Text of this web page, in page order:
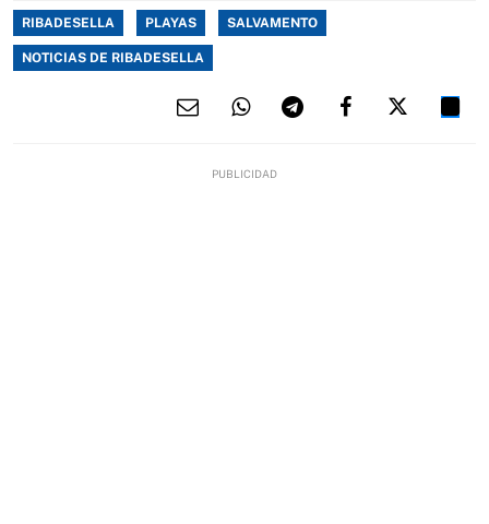
RIBADESELLA PLAYAS SALVAMENTO
NOTICIAS DE RIBADESELLA